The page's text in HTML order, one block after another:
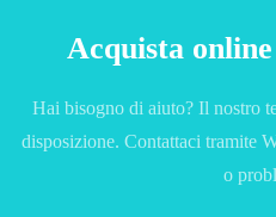
Acquista
Hai bisogno di aiuto? Il nostro
disposizione. Contattaci tramite
o